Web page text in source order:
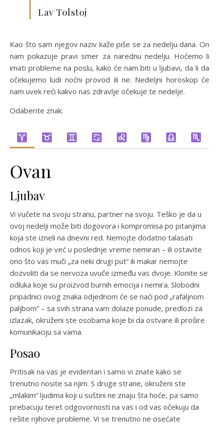
Lav Tolstoj
Kao što sam njegov naziv kaže piše se za nedelju dana. On
nam pokazuje pravi smer za narednu nedelju. Hoćemo li
imati probleme na poslu, kako će nam biti u ljubavi, da li da
očekujemo ludi noćni provod ili ne. Nedeljni horoskop će
nam uvek reći kakvo nas zdravlje očekuje te nedelje.
Odaberite znak:
Ovan
Ljubav
Vi vučete na svoju stranu, partner na svoju. Teško je da u
ovoj nedelji može biti dogovora i kompromisa po pitanjima
koja ste izneli na dnevni red. Nemojte dodatno talasati
odnos koji je već u poslednje vreme nemiran – ili ostavite
ono što vas muči „za neki drugi put“ ili makar nemojte
dozvoliti da se nervoza uvuče između vas dvoje. Klonite se
odluka koje su proizvod burnih emocija i nemira. Slobodni
pripadnici ovog znaka odjednom će se naći pod „rafaljnom
paljbom“ – sa svih strana vam dolaze ponude, predlozi za
izlazak, okruženi ste osobama koje bi da ostvare ili prošire
komunikaciju sa vama.
Posao
Pritisak na vas je evidentan i samo vi znate kako se
trenutno nosite sa njim. S druge strane, okruženi ste
„mlakim“ ljudima koji u suštini ne znaju šta hoće, pa samo
prebacuju teret odgovornosti na vas i od vas očekuju da
rešite njihove probleme. Vi se trenutno ne osećate